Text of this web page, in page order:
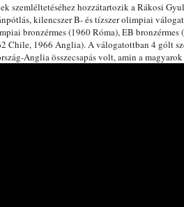
szemléltetéséhez hozzátartozik a Rákosi
kilencszer B- és tízszer olimpiai
bronzérmes (1960 Róma), EB
Chile, 1966 Anglia). A válogatottban 4 gólt
Anglia összecsapás volt, amin a